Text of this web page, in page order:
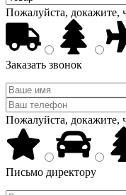
Пожалуйста, докажите,
Заказать звонок
Пожалуйста, докажите,
Письмо директору